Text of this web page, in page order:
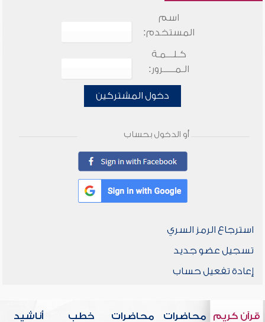
اسم
المستخدم:
كـلـــمـة
الـمـــــرور:
دخول المشتركين
أو الدخول بحساب
استرجاع الرمز السري
تسجيل عضو جديد
إعادة تفعيل حساب
قرآن كريم
محاضرات
محاضرات
خطب
أناشيد